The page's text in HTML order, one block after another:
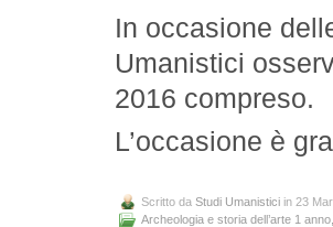
In occasione
Umanistici
2016 compreso.
L’occasione è
Scritto da Studi Umanistici in 23
Archeologia e storia dell’arte 1 anno